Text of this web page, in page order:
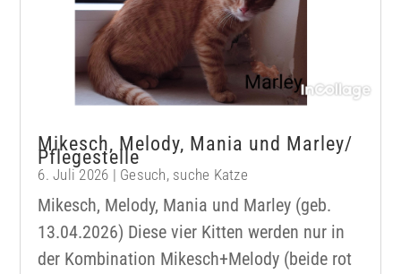
Mikesch, Melody, Mania und Marley/
Pflegestelle
6. Juli 2026 | Gesuch, suche Katze
Mikesch, Melody, Mania und Marley (geb.
13.04.2026) Diese vier Kitten werden nur in
der Kombination Mikesch+Melody (beide rot